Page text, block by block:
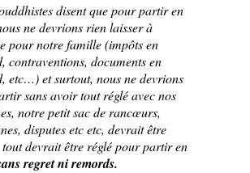
disent que pour partir en
ne devrions rien laisser à
pour notre famille (impôts en
contraventions, documents en
etc…) et surtout, nous ne devrions
sans avoir tout réglé avec nos
notre petit sac de rancœurs,
disputes etc etc, devrait être
devrait être réglé pour partir en
regret ni remords.